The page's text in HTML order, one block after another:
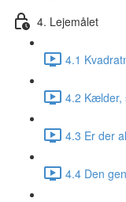
4. Lejemålet
4.1
4.2 Kælder,
4.3 Er der
4.4 Den